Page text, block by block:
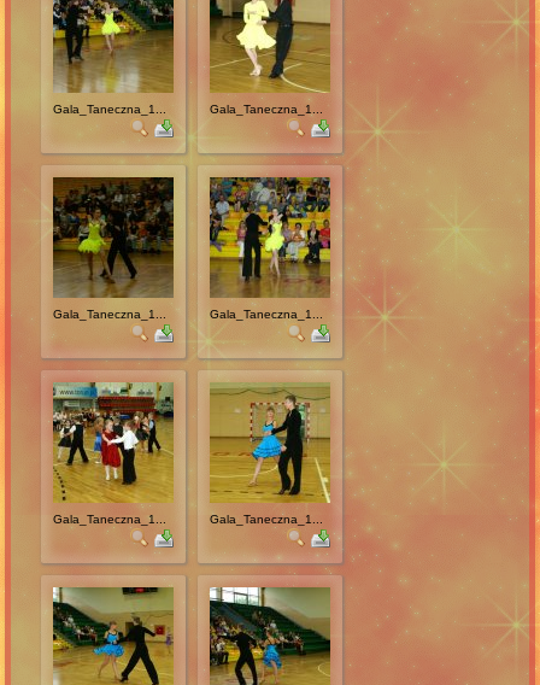
Gala_Taneczna_1... Gala_Taneczna_1...
Gala_Taneczna_1... Gala_Taneczna_1...
Gala_Taneczna_1... Gala_Taneczna_1...